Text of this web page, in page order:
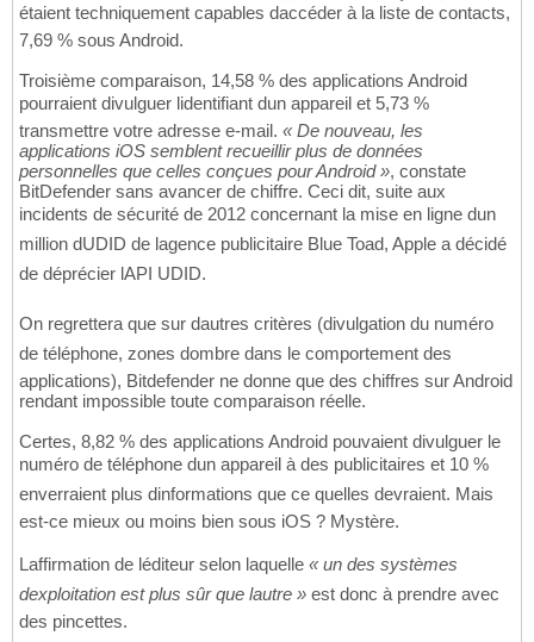
étaient techniquement capables daccéder à la liste de contacts,
7,69 % sous Android.
Troisième comparaison, 14,58 % des applications Android
pourraient divulguer lidentifiant dun appareil et 5,73 %
transmettre votre adresse e-mail. « De nouveau, les
applications iOS semblent recueillir plus de données
personnelles que celles conçues pour Android », constate
BitDefender sans avancer de chiffre. Ceci dit, suite aux
incidents de sécurité de 2012 concernant la mise en ligne dun
million dUDID de lagence publicitaire Blue Toad, Apple a décidé
de déprécier lAPI UDID.
On regrettera que sur dautres critères (divulgation du numéro
de téléphone, zones dombre dans le comportement des
applications), Bitdefender ne donne que des chiffres sur Android
rendant impossible toute comparaison réelle.
Certes, 8,82 % des applications Android pouvaient divulguer le
numéro de téléphone dun appareil à des publicitaires et 10 %
enverraient plus dinformations que ce quelles devraient. Mais
est-ce mieux ou moins bien sous iOS ? Mystère.
Laffirmation de léditeur selon laquelle « un des systèmes
dexploitation est plus sûr que lautre » est donc à prendre avec
des pincettes.